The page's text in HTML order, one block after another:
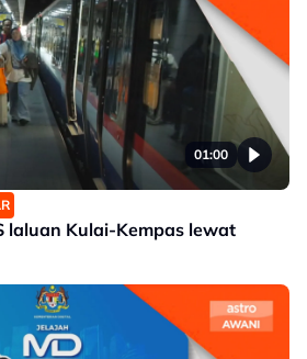
01:00
laluan Kulai-Kempas lewat